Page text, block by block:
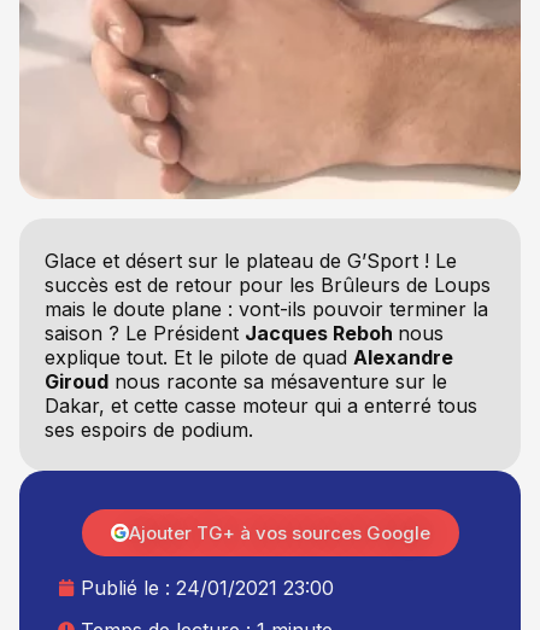
Glace et désert sur le plateau de G’Sport ! Le
succès est de retour pour les Brûleurs de Loups
mais le doute plane : vont-ils pouvoir terminer la
saison ? Le Président Jacques Reboh nous
explique tout. Et le pilote de quad Alexandre
Giroudnous raconte sa mésaventure sur le
Dakar, et cette casse moteur qui a enterré tous
ses espoirs de podium.
Publié le : 24/01/2021 23:00
Ajouter TG+ à vos sources Google